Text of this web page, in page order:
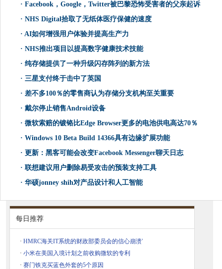
· Facebook，Google，Twitter被巴黎恐怖受害者的父亲起诉
· NHS Digital拾取了无纸体医疗保健的速度
· AI如何增强用户体验并提高生产力
· NHS推出项目以提高数字健康技术技能
· 纯存储提供了一种升级闪存阵列的新方法
· 三星支付终于击中了英国
· 差不多100％的零售商认为存储分支机构至关重要
· 戴尔停止销售Android设备
· 微软索赔的镀铬比Edge Browser更多的电池供电高达70％
· Windows 10 Beta Build 14366具有边缘扩展功能
· 更新：黑客可能会改变Facebook Messenger聊天日志
· 联想建议用户删除易受攻击的预装支持工具
· 华硕jonney shih对产品设计和人工智能
每日推荐
· HMRC海关IT系统的财政部委员会的信心崩溃'
· 小米在美国入境计划之前收购微软的专利
· 赛门铁克买蓝色外套的5个原因